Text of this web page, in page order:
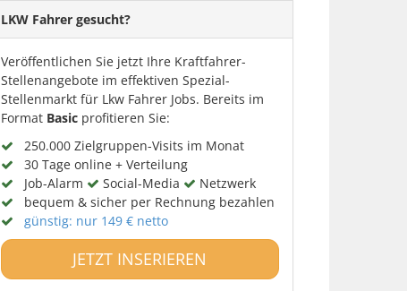
LKW Fahrer gesucht?
Veröffentlichen Sie jetzt Ihre Kraftfahrer-
Stellenangebote im effektiven Spezial-
Stellenmarkt für Lkw Fahrer Jobs. Bereits im
Format Basicprofitieren Sie:
250.000 Zielgruppen-Visits im Monat
30 Tage online + Verteilung
Job-Alarm
Social-Media
Netzwerk
bequem & sicher per Rechnung bezahlen
günstig: nur 149 € netto
JETZT INSERIEREN